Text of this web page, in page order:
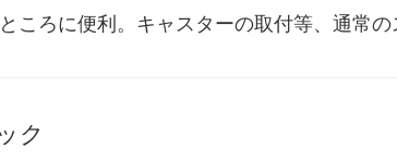
ころに便利。キャスターの取付等、通常
ク